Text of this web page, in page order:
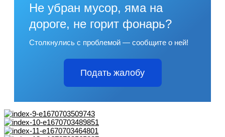
Не убран мусор, яма на
дороге, не горит фонарь?
Столкнулись с проблемой — сообщите о ней!
Подать жалобу